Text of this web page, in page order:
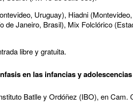
Uruguay), Hiadni
de Janeiro, Brasil), Mix Folclórico
libre y gratuita.
en las infancias y adolescencias
Batlle y Ordóñez (IBO), en Cam.